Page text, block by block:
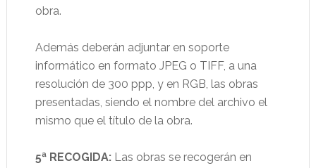
obra.
Además deberán adjuntar en soporte
informático en formato JPEG o TIFF, a una
resolución de 300 ppp, y en RGB, las obras
presentadas, siendo el nombre del archivo el
mismo que el título de la obra.
5ª RECOGIDA: Las obras se recogerán en